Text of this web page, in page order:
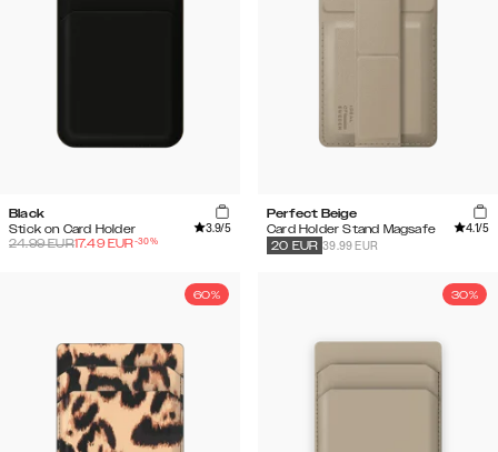
Black
Stick on Card Holder
3.9/5
24.99EUR17.49 EUR-30%
Perfect Beige
Card Holder Stand Magsafe
4.1/5
39.99 EUR
20 EUR
60% 30%